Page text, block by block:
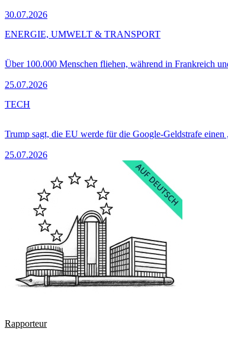
30.07.2026
Über 100.000 Menschen fliehen, während in Frankreich
25.07.2026
ENERGIE, UMWELT & TRANSPORT
Trump sagt, die EU werde für die Google-Geldstrafe einen
25.07.2026
TECH
Rapporteur